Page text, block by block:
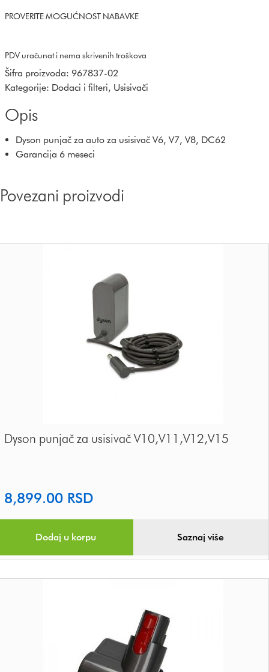
PROVERITE MOGUĆNOST NABAVKE
PDV uračunat i nema skrivenih troškova
Šifra proizvoda: 967837-02
Kategorije: Dodaci i filteri, Usisivači
Opis
Dyson punjač za auto za usisivač V6, V7, V8, DC62
Garancija 6 meseci
Povezani proizvodi
Dyson punjač za usisivač V10,V11,V12,V15
8,899.00 RSD
Dodaj u korpu Saznaj više